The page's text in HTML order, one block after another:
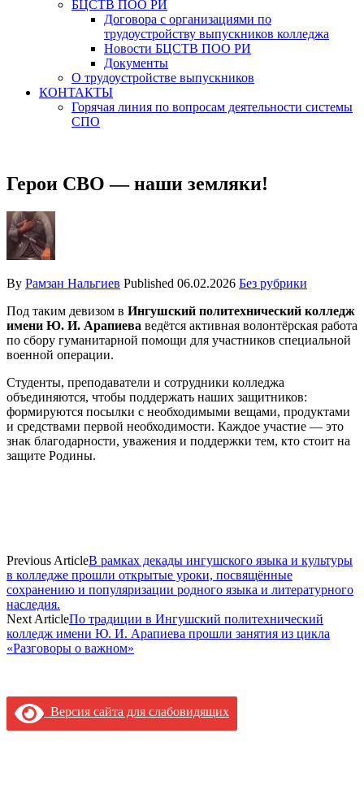
БЦСТВ ПОО РИ
Договора с организациями по
трудоустройству выпускников колледжа
Новости БЦСТВ ПОО РИ
Документы
О трудоустройстве выпускников
КОНТАКТЫ
Горячая линия по вопросам деятельности системы
СПО
Герои СВО — наши земляки!
By Рамзан Нальгиев Published 06.02.2026 Без рубрики
Под таким девизом в Ингушский политехнический колледж
имени Ю. И. Арапиева ведётся активная волонтёрская работа
по сбору гуманитарной помощи для участников специальной
военной операции.
Студенты, преподаватели и сотрудники колледжа
объединяются, чтобы поддержать наших защитников:
формируются посылки с необходимыми вещами, продуктами
и средствами первой необходимости. Каждое участие — это
знак благодарности, уважения и поддержки тем, кто стоит на
защите Родины.
Previous ArticleВ рамках декады ингушского языка и культуры
в колледже прошли открытые уроки, посвящённые
сохранению и популяризации родного языка и литературного
наследия.
Next ArticleПо традиции в Ингушский политехнический
колледж имени Ю. И. Арапиева прошли занятия из цикла
«Разговоры о важном»
Версия сайта для слабовидящих